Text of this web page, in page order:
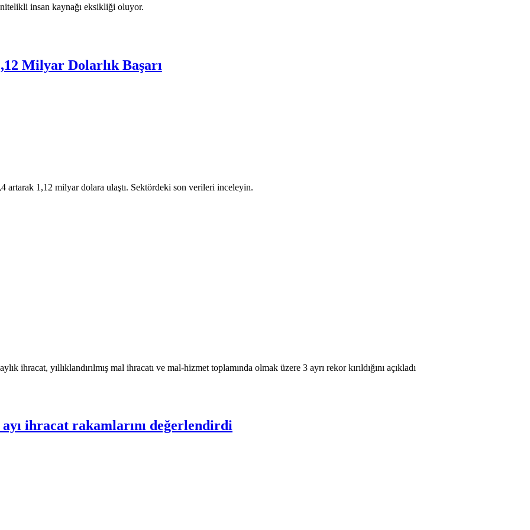
insan kaynağı eksikliği oluyor.
Milyar Dolarlık Başarı
artarak 1,12 milyar dolara ulaştı. Sektördeki son verileri inceleyin.
ihracat, yıllıklandırılmış mal ihracatı ve mal-hizmet toplamında olmak üzere 3 ayrı rekor kırıldığını açıkladı
ihracat rakamlarını değerlendirdi